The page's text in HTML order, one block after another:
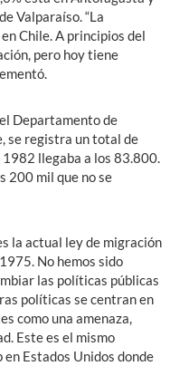
Valparaíso. “La
Chile. A principios del
pero hoy tiene
Departamento de
se registra un total de
llegaba a los 83.800.
200 mil que no se
la actual ley de migración
No hemos sido
las políticas públicas
políticas se centran en
como una amenaza,
Este es el mismo
Estados Unidos donde